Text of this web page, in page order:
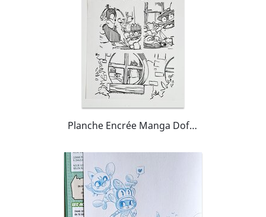
Planche Encrée Manga Dofus Arena Tome 3